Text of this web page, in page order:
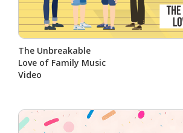
The Unbreakable
Love of Family Music
Video